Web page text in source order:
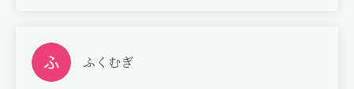
so much clearer.
ふくむぎ